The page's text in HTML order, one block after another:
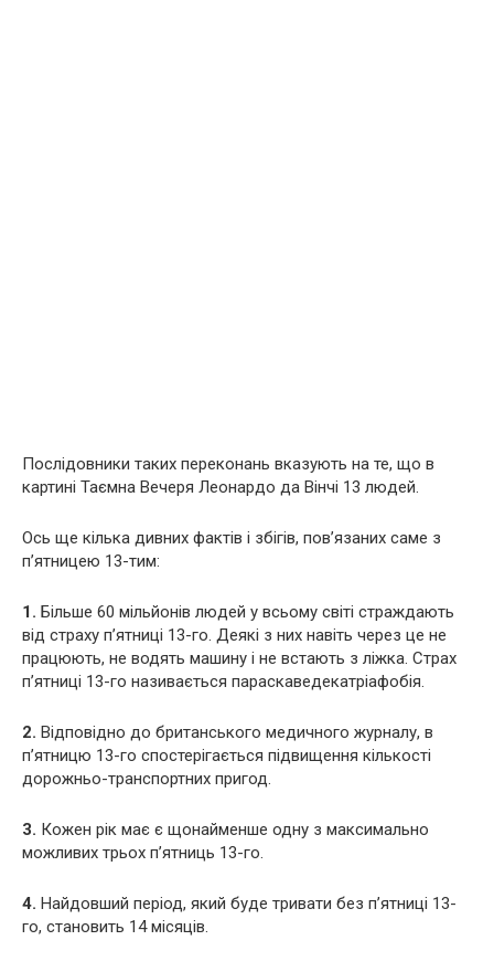
Послідовники таких переконань вказують на те, що в
картині Таємна Вечеря Леонардо да Вінчі 13 людей.
Ось ще кілька дивних фактів і збігів, пов’язаних саме з
п’ятницею 13-тим:
1. Більше 60 мільйонів людей у всьому світі страждають
від страху п’ятниці 13-го. Деякі з них навіть через це не
працюють, не водять машину і не встають з ліжка. Страх
п’ятниці 13-го називається параскаведекатріафобія.
2. Відповідно до британського медичного журналу, в
п’ятницю 13-го спостерігається підвищення кількості
дорожньо-транспортних пригод.
3. Кожен рік має є щонайменше одну з максимально
можливих трьох п’ятниць 13-го.
4. Найдовший період, який буде тривати без п’ятниці 13-
го, становить 14 місяців.